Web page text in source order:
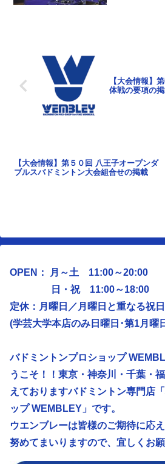
【大会情報】
体戦の要項の
【大会情報】第５０回 八王子オープンダ
ブルスバドミントン大会組合せの掲載
OPEN： 月～土 11:00～20:00
日・祝 11:00～18:00
定休：月曜日／ 月曜日と重なる祝
(学芸大学本店のみ日曜日･第1月曜
バドミントンプロショップ
うこそ！！東京・神奈川・千葉・
えておりますバドミントン専門店
ップ WEMBLEY」です。
ウエンブレーは皆様のご期待に応え
努めてまいりますので、宜しくお願